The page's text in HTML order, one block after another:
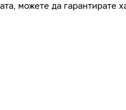
можете да гарантирате